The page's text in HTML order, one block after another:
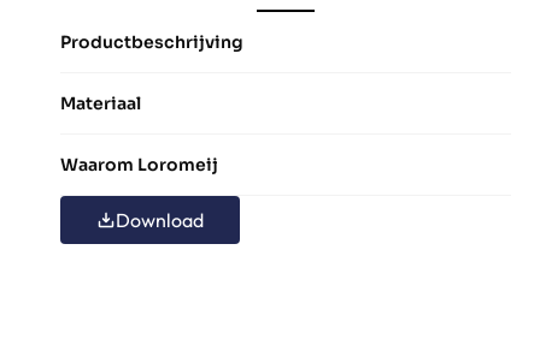
Productbeschrijving
Materiaal
Waarom Loromeij
Download